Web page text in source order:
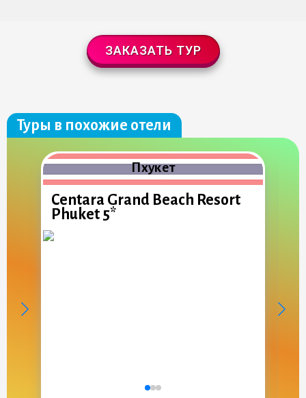
ЗАКАЗАТЬ ТУР
Туры в похожие отели
Пхукет
Centara Grand Beach Resort
Phuket 5*